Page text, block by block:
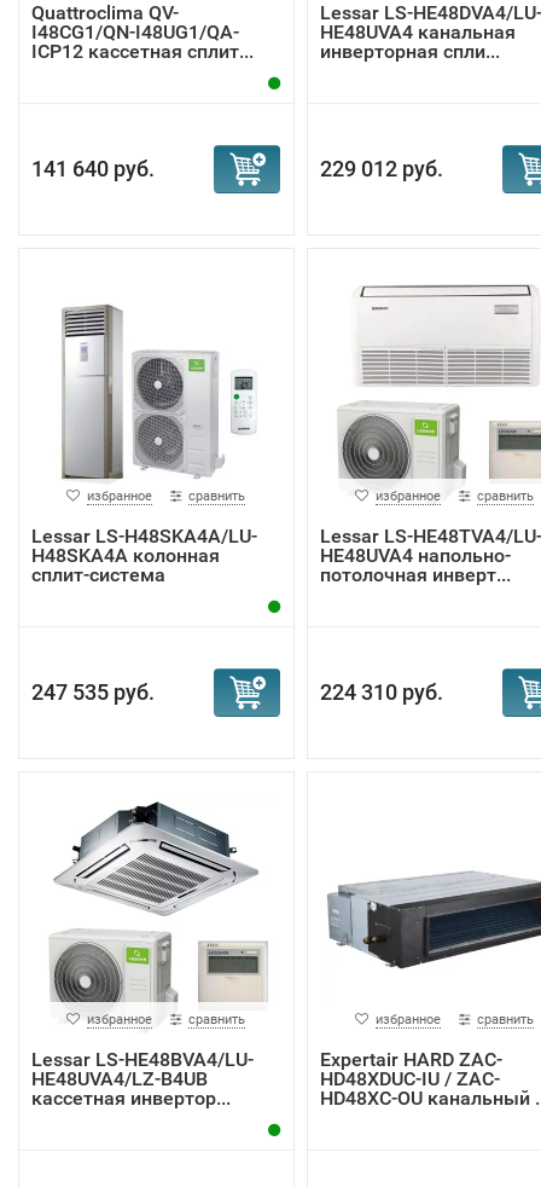
Quattroclima QV-
I48CG1/QN-I48UG1/QA-
ICP12 кассетная сплит...
141 640 руб.
Lessar LS-HE48DVA4/LU-
HE48UVA4 канальная
инверторная спли...
229 012 руб.
избранное сравнить
Lessar LS-H48SKA4A/LU-
H48SKA4A колонная
сплит-система
247 535 руб.
избранное сравнить
Lessar LS-HE48TVA4/LU-
HE48UVA4 напольно-
потолочная инверт...
224 310 руб.
избранное сравнить
Lessar LS-HE48BVA4/LU-
HE48UVA4/LZ-B4UB
кассетная инвертор...
избранное сравнить
Expertair HARD ZAC-
HD48XDUC-IU / ZAC-
HD48XC-OU канальный